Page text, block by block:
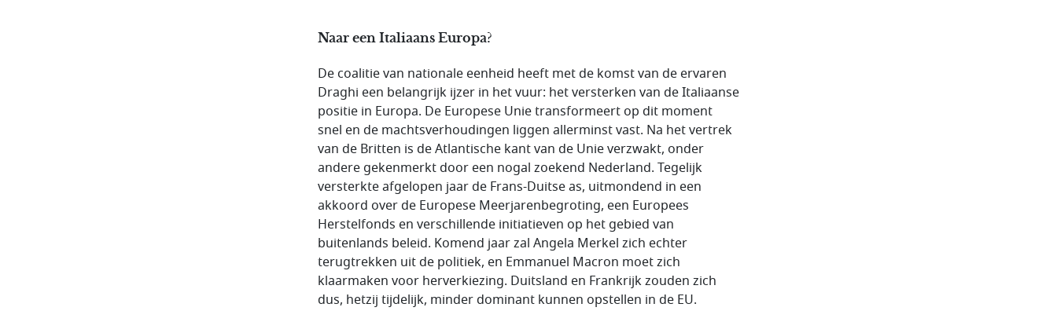
Naar een Italiaans Europa?
De coalitie van nationale eenheid heeft met de komst van de ervaren
Draghi een belangrijk ijzer in het vuur: het versterken van de Italiaanse
positie in Europa. De Europese Unie transformeert op dit moment
snel en de machtsverhoudingen liggen allerminst vast. Na het vertrek
van de Britten is de Atlantische kant van de Unie verzwakt, onder
andere gekenmerkt door een nogal zoekend Nederland. Tegelijk
versterkte afgelopen jaar de Frans-Duitse as, uitmondend in een
akkoord over de Europese Meerjarenbegroting, een Europees
Herstelfonds en verschillende initiatieven op het gebied van
buitenlands beleid. Komend jaar zal Angela Merkel zich echter
terugtrekken uit de politiek, en Emmanuel Macron moet zich
klaarmaken voor herverkiezing. Duitsland en Frankrijk zouden zich
dus, hetzij tijdelijk, minder dominant kunnen opstellen in de EU.